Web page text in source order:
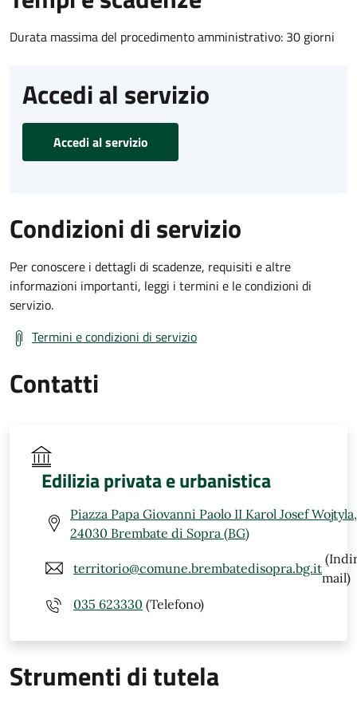
Durata massima del procedimento amministrativo: 30 giorni
Accedi al servizio
Accedi al servizio
Condizioni di servizio
Per conoscere i dettagli di scadenze, requisiti e altre
informazioni importanti, leggi i termini e le condizioni di
servizio.
Termini e condizioni di servizio
Contatti
Edilizia privata e urbanistica
Piazza Papa Giovanni Paolo II Karol Josef
24030 Brembate di Sopra (BG)
territorio@comune.brembatedisopra.bg.it
mail)
035 623330 (Telefono)
Strumenti di tutela